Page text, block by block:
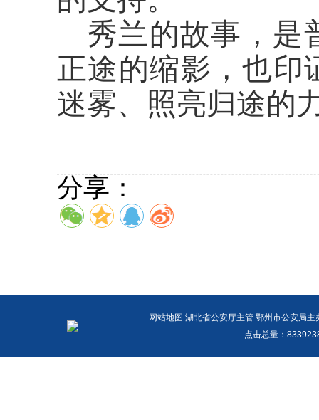
秀兰的故事，是
正途的缩影，也印
迷雾、照亮归途的
分享：
网站地图 湖北省公安厅主管 鄂州市公安局
点击总量：